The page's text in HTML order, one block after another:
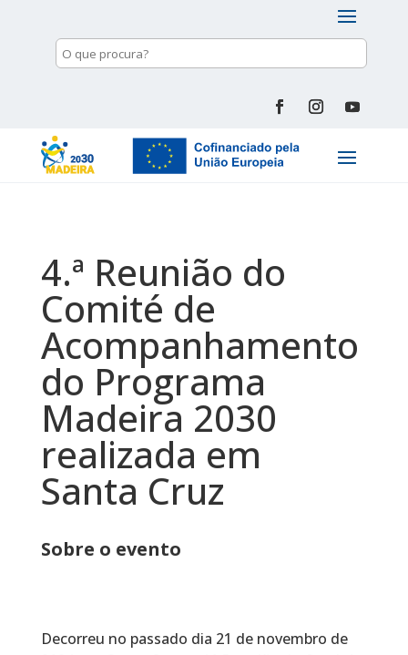
4.ª Reunião do
Comité de
Acompanhamento
do Programa
Madeira 2030
realizada em
Santa Cruz
Sobre o evento
Decorreu no passado dia 21 de novembro de